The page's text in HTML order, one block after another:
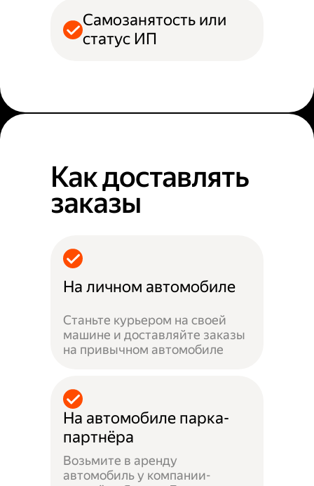
Самозанятость или
статус ИП
Как доставлять
заказы
На личном автомобиле
Станьте курьером на своей
машине и доставляйте заказы
на привычном автомобиле
На автомобиле парка-
партнёра
Возьмите в аренду
автомобиль у компании-